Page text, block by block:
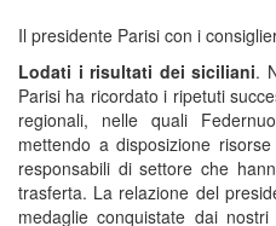
Il presidente Parisi con i
Lodati i risultati dei siciliani.
Parisi ha ricordato i ripetuti
regionali, nelle quali
mettendo a disposizione
responsabili di settore che
trasferta. La relazione del
medaglie conquistate dai